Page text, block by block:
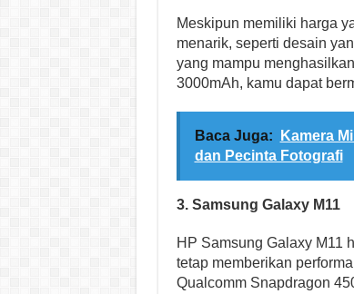
Meskipun memiliki harga
menarik, seperti desain
yang mampu
3000mAh, kamu dapat
Baca Juga:
Kamera
dan Pecinta Fotografi
3. Samsung Galaxy M11
HP Samsung Galaxy M11
tetap memberikan
Qualcomm Snapdragon